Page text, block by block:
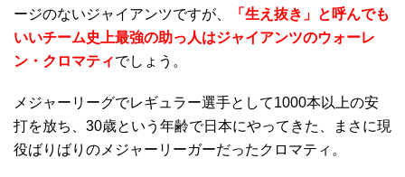
ージのないジャイアンツですが、
「生え抜き」と呼んでも
いいチーム史上最強の助っ人はジャイアンツのウォーレ
ン・クロマティでしょう。
メジャーリーグでレギュラー選手として1000本以上の安
打を放ち、30歳という年齢で日本にやってきた、まさに現
役ばりばりのメジャーリーガーだったクロマティ。